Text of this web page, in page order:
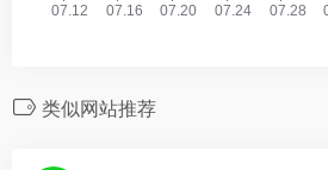
类似网站推荐